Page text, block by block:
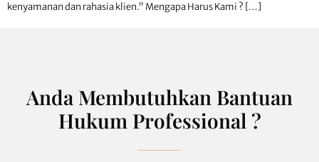
kenyamanan dan rahasia klien.” Mengapa Harus Kami ? […]
Anda Membutuhkan Bantuan
Hukum Professional ?